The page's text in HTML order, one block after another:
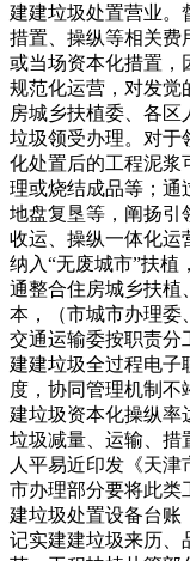
建建垃圾处置营业。
措置、操纵等相关费
或当场资本化措置，
规范化运营，对发觉
房城乡扶植委、各区
垃圾领受办理。对于
化处置后的工程泥浆
理或烧结成品等；通
地盘复垦等，阐扬引
收运、操纵一体化运
纳入“无废城市”扶植
通整合住房城乡扶植
本，（市城市办理委
交通运输委按职责分
建建垃圾全过程电子
度，协同管理机制不
建垃圾资本化操纵率
垃圾减量、运输、措
人平易近印发《天
市办理部分要将此类
建垃圾处置设备台账
记实建建垃圾来历、